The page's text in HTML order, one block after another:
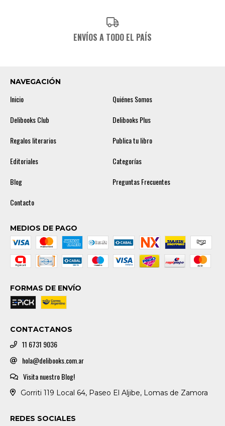
ENVÍOS A TODO EL PAÍS
NAVEGACIÓN
Inicio
Quiénes Somos
Delibooks Club
Delibooks Plus
Regalos literarios
Publica tu libro
Editoriales
Categorías
Blog
Preguntas Frecuentes
Contacto
MEDIOS DE PAGO
FORMAS DE ENVÍO
CONTACTANOS
11 6731 9036
hola@delibooks.com.ar
Visita nuestro Blog!
Gorriti 119 Local 64, Paseo El Aljibe, Lomas de Zamora
REDES SOCIALES